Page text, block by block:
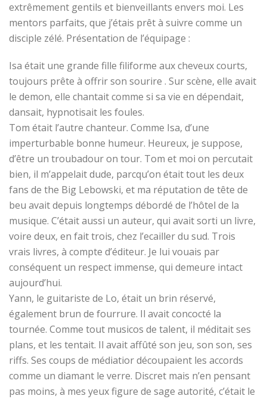
extrêmement gentils et bienveillants envers moi. Les
mentors parfaits, que j’étais prêt à suivre comme un
disciple zélé. Présentation de l’équipage :
Isa était une grande fille filiforme aux cheveux courts,
toujours prête à offrir son sourire . Sur scène, elle avait
le demon, elle chantait comme si sa vie en dépendait,
dansait, hypnotisait les foules.
Tom était l’autre chanteur. Comme Isa, d’une
imperturbable bonne humeur. Heureux, je suppose,
d’être un troubadour on tour. Tom et moi on percutait
bien, il m’appelait dude, parcqu’on était tout les deux
fans de the Big Lebowski, et ma réputation de tête de
beu avait depuis longtemps débordé de l’hôtel de la
musique. C’était aussi un auteur, qui avait sorti un livre,
voire deux, en fait trois, chez l’ecailler du sud. Trois
vrais livres, à compte d’éditeur. Je lui vouais par
conséquent un respect immense, qui demeure intact
aujourd’hui.
Yann, le guitariste de Lo, était un brin réservé,
également brun de fourrure. Il avait concocté la
tournée. Comme tout musicos de talent, il méditait ses
plans, et les tentait. Il avait affûté son jeu, son son, ses
riffs. Ses coups de médiatior découpaient les accords
comme un diamant le verre. Discret mais n’en pensant
pas moins, à mes yeux figure de sage autorité, c’était le